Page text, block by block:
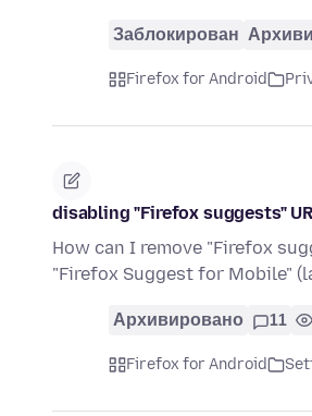
Заблокирован
Firefox for Android
disabling "Firefox suggests"
How can I remove "Firefox
"Firefox Suggest for Mobile"
Архивировано 11
Firefox for Android